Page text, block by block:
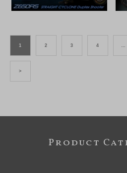
1 2 3 4 …
>
Product